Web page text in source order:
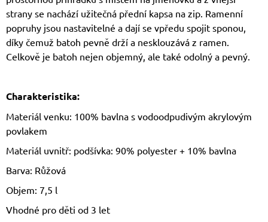
strany se nachází užitečná přední kapsa na zip. Ramenní
popruhy jsou nastavitelné a dají se vpředu spojit sponou,
díky čemuž batoh pevně drží a nesklouzává z ramen.
Celkově je batoh nejen objemný, ale také odolný a pevný.
Charakteristika:
Materiál venku: 100% bavlna s vodoodpudivým akrylovým
povlakem
Materiál uvnitř: podšívka: 90% polyester + 10% bavlna
Barva: Růžová
Objem: 7,5 l
Vhodné pro děti od 3 let